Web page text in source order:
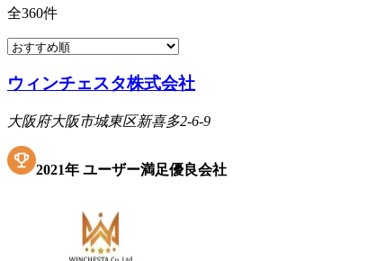
全360件
ウィンチェスタ株式会社
大阪府大阪市城東区新喜多2-6-9
2021年 ユーザー満足優良会社